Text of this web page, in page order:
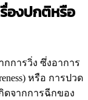
องปกติหรือ
การวิ่ง ซึ่งอาการ
หรือ การปวด
ดจากการฉีกของ